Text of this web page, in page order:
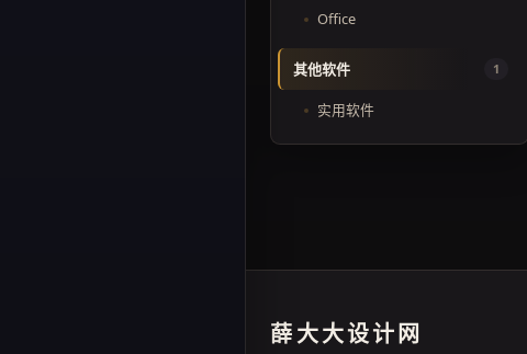
Office
其他软件 1
实用软件
薛大大设计网